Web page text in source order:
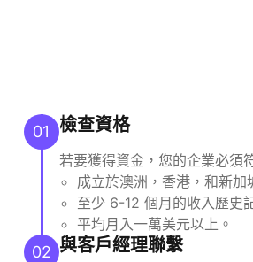
01 檢查資格
若要獲得資金，您的企業必須
成立於澳洲，香港，和新加
至少 6-12 個月的收入歷史
平均月入一萬美元以上。
02 與客戶經理聯繫